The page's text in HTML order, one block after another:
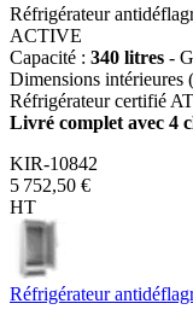
Réfrigérateur
ACTIVE
Capacité : 340 litres -
Dimensions intérieures
Réfrigérateur certifié
Livré complet avec 4
KIR-10842
5 752,50 €
HT
Réfrigérateur